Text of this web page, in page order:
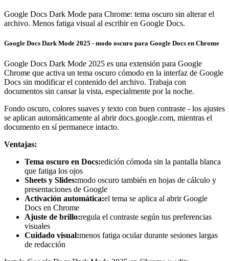
Google Docs Dark Mode para Chrome: tema oscuro sin alterar el
archivo. Menos fatiga visual al escribir en Google Docs.
Google Docs Dark Mode 2025 - modo oscuro para Google Docs en Chrome
Google Docs Dark Mode 2025 es una extensión para Google
Chrome que activa un tema oscuro cómodo en la interfaz de Google
Docs sin modificar el contenido del archivo. Trabaja con
documentos sin cansar la vista, especialmente por la noche.
Fondo oscuro, colores suaves y texto con buen contraste - los ajustes
se aplican automáticamente al abrir docs.google.com, mientras el
documento en sí permanece intacto.
Ventajas:
Tema oscuro en Docs:edición cómoda sin la pantalla blanca
que fatiga los ojos
Sheets y Slides:modo oscuro también en hojas de cálculo y
presentaciones de Google
Activación automática:el tema se aplica al abrir Google
Docs en Chrome
Ajuste de brillo:regula el contraste según tus preferencias
visuales
Cuidado visual:menos fatiga ocular durante sesiones largas
de redacción